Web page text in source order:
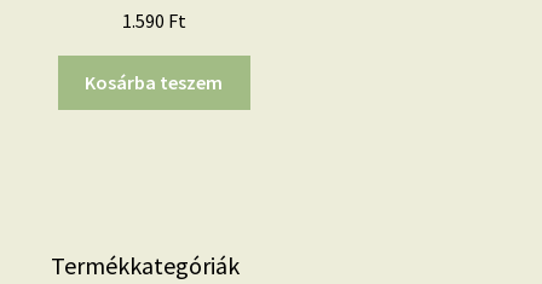
1.590 Ft
Kosárba teszem
Termékkategóriák